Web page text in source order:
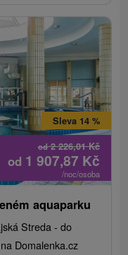
od2 226,01Kč
Sleva 14 %
od 1 907,87 Kč
/noc/osoba
aquaparku
Streda - do
Domalenka.cz